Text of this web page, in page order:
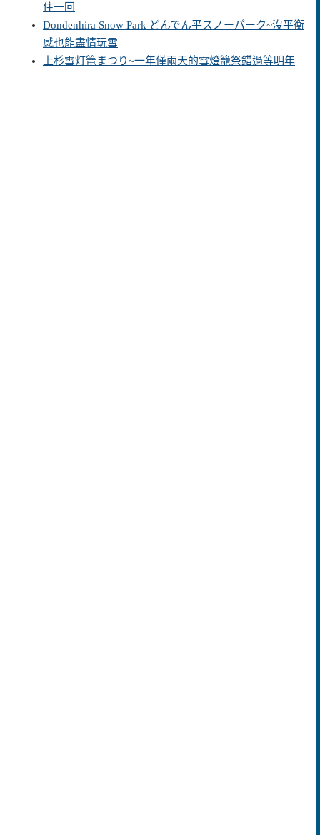
住一回
Dondenhira Snow Park どんでん平スノーパーク~沒平衡
感也能盡情玩雪
上杉雪灯篭まつり~一年僅兩天的雪燈籠祭錯過等明年